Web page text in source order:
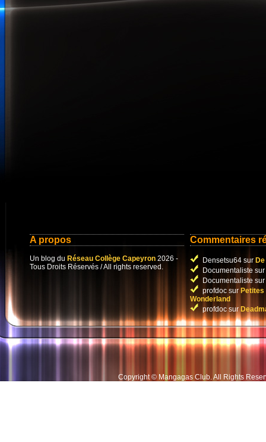
A propos
Un blog du Réseau Collège Capeyron 2026 -
Tous Droits Réservés / All rights reserved.
Commentaires
Densetsu64 sur
Documentaliste sur
Documentaliste sur
profdoc sur
Wonderland
profdoc sur
Copyright © Mangagas Club.All Rights